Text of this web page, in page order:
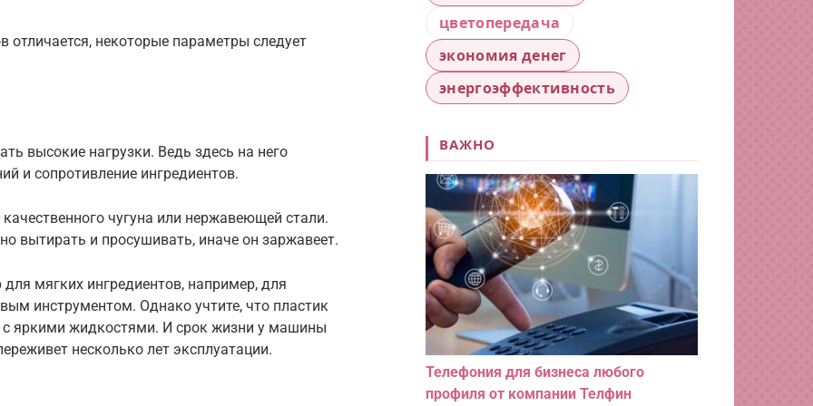
отличается, некоторые параметры следует
высокие нагрузки. Ведь здесь на него
и сопротивление ингредиентов.
чугуна или нержавеющей стали.
вытирать и просушивать, иначе он заржавеет.
мягких ингредиентов, например, для
инструментом. Однако учтите, что пластик
с яркими жидкостями. И срок жизни у машины
несколько лет эксплуатации.
цветопередача
экономия денег
энергоэффективность
ВАЖНО
Телефония для бизнеса любого
профиля от компании Телфин